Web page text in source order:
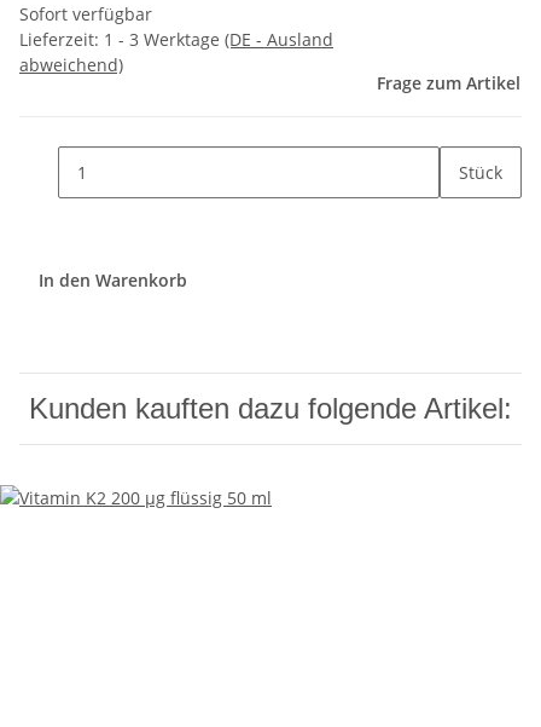
Sofort verfügbar
Lieferzeit: 1 - 3 Werktage (DE - Ausland
abweichend)
Frage zum Artikel
Stück
In den Warenkorb
Kunden kauften dazu folgende Artikel: